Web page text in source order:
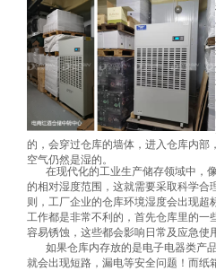
的，会穿过仓库的墙体，进入仓库内部
空气仍然是湿的。
在现代化的工业生产储存领域中，
的相对湿度范围，这就需要采取科学合
则，工厂企业的仓库环境湿度会出现超
工作都是非常不利的，首先仓库里的一
容易锈蚀，这些都会影响日常及应急使
如果仓库内存放的是电子电器类产
就会出现短路，漏电等安全问题！而纸